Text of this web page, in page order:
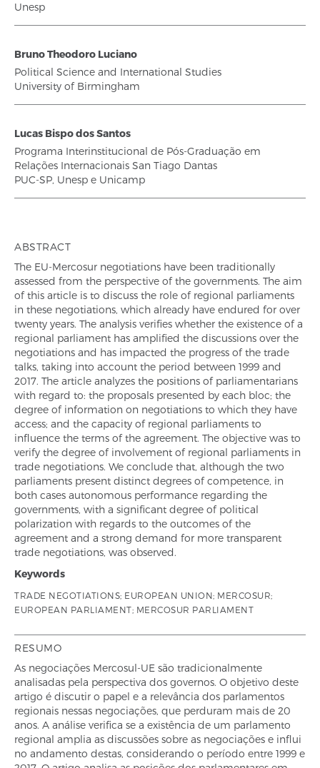
Unesp
Bruno Theodoro Luciano
Political Science and International Studies
University of Birmingham
Lucas Bispo dos Santos
Programa Interinstitucional de Pós-Graduação em
Relações Internacionais San Tiago Dantas
PUC-SP, Unesp e Unicamp
ABSTRACT
The EU-Mercosur negotiations have been traditionally
assessed from the perspective of the governments. The aim
of this article is to discuss the role of regional parliaments
in these negotiations, which already have endured for over
twenty years. The analysis verifies whether the existence of a
regional parliament has amplified the discussions over the
negotiations and has impacted the progress of the trade
talks, taking into account the period between 1999 and
2017. The article analyzes the positions of parliamentarians
with regard to: the proposals presented by each bloc; the
degree of information on negotiations to which they have
access; and the capacity of regional parliaments to
influence the terms of the agreement. The objective was to
verify the degree of involvement of regional parliaments in
trade negotiations. We conclude that, although the two
parliaments present distinct degrees of competence, in
both cases autonomous performance regarding the
governments, with a significant degree of political
polarization with regards to the outcomes of the
agreement and a strong demand for more transparent
trade negotiations, was observed.
Keywords
TRADE NEGOTIATIONS; EUROPEAN UNION; MERCOSUR;
EUROPEAN PARLIAMENT; MERCOSUR PARLIAMENT
RESUMO
As negociações Mercosul-UE são tradicionalmente
analisadas pela perspectiva dos governos. O objetivo deste
artigo é discutir o papel e a relevância dos parlamentos
regionais nessas negociações, que perduram mais de 20
anos. A análise verifica se a existência de um parlamento
regional amplia as discussões sobre as negociações e influi
no andamento destas, considerando o período entre 1999 e